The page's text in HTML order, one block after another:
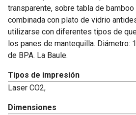
transparente, sobre tabla de bamboo
combinada con plato de vidrio
utilizarse con diferentes tipos de
los panes de mantequilla. Diámetro:
de BPA. La Baule.
Tipos de impresión
Laser CO2,
Dimensiones